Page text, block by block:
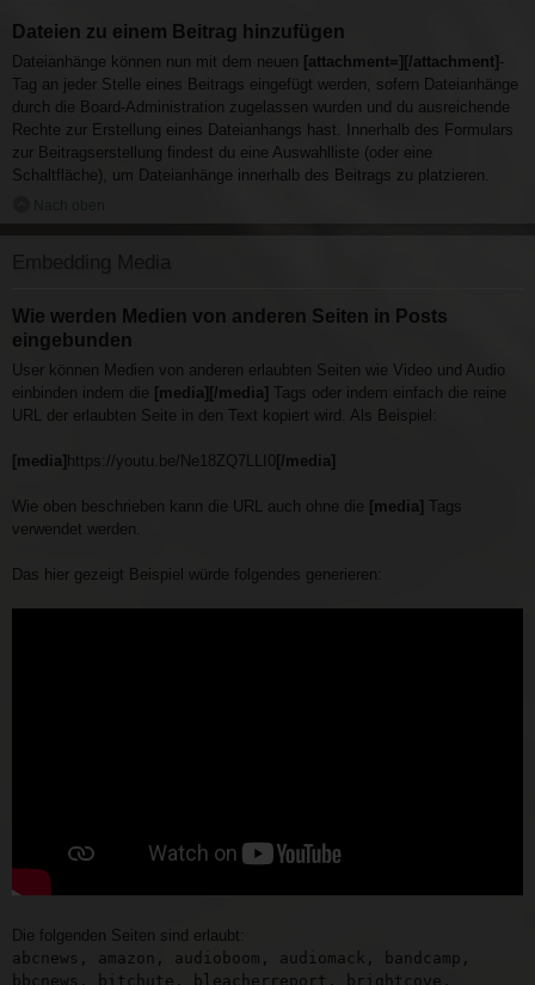
Dateien zu einem Beitrag hinzufügen
Dateianhänge können nun mit dem neuen [attachment=][/attachment]-
Tag an jeder Stelle eines Beitrags eingefügt werden, sofern Dateianhänge
durch die Board-Administration zugelassen wurden und du ausreichende
Rechte zur Erstellung eines Dateianhangs hast. Innerhalb des Formulars
zur Beitragserstellung findest du eine Auswahlliste (oder eine
Schaltfläche), um Dateianhänge innerhalb des Beitrags zu platzieren.
Nach oben
Embedding Media
Wie werden Medien von anderen Seiten in Posts
eingebunden
User können Medien von anderen erlaubten Seiten wie Video und Audio
einbinden indem die [media][/media] Tags oder indem einfach die reine
URL der erlaubten Seite in den Text kopiert wird. Als Beispiel:
[media]https://youtu.be/Ne18ZQ7LLI0[/media]
Wie oben beschrieben kann die URL auch ohne die [media] Tags
verwendet werden.
Das hier gezeigt Beispiel würde folgendes generieren:
Die folgenden Seiten sind erlaubt:
abcnews, amazon, audioboom, audiomack, bandcamp,
bbcnews, bitchute, bleacherreport, brightcove,